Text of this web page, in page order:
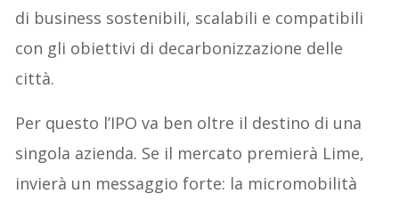
di business sostenibili, scalabili e compatibili
con gli obiettivi di decarbonizzazione delle
città.
Per questo l’IPO va ben oltre il destino di una
singola azienda. Se il mercato premierà Lime,
invierà un messaggio forte: la micromobilità